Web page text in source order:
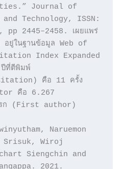
Journal of
Technology, ISSN:
2445–2458. เผยแพร่
ยู่ในฐานข้อมูล Web of
Index Expanded
ที่ตีพิมพ์
คือ 11 ครั้ง
คือ 6.267
แรก (First author)
Naruemon
Srisuk, Wiroj
Siengchin and
2021.